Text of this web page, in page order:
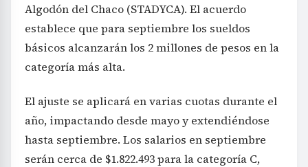
Algodón del Chaco (STADYCA). El acuerdo
establece que para septiembre los sueldos
básicos alcanzarán los 2 millones de pesos en la
categoría más alta.
El ajuste se aplicará en varias cuotas durante el
año, impactando desde mayo y extendiéndose
hasta septiembre. Los salarios en septiembre
serán cerca de $1.822.493 para la categoría C,